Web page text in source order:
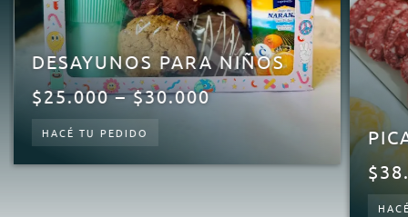
DESAYUNOS PARA NIÑOS
$25.000 – $30.000RANGO
DESDE
HACÉ TU PEDIDO
$